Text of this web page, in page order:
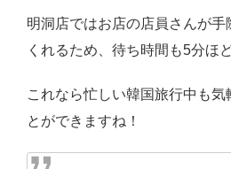
明洞店ではお店の店員さんが手
くれるため、待ち時間も5分ほ
これなら忙しい韓国旅行中も気
とができますね！